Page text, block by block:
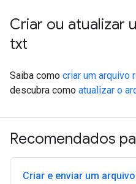
Criar ou atualizar
txt
Saiba como criar um arquivo
descubra como atualizar o
Recomendados
Criar e enviar um